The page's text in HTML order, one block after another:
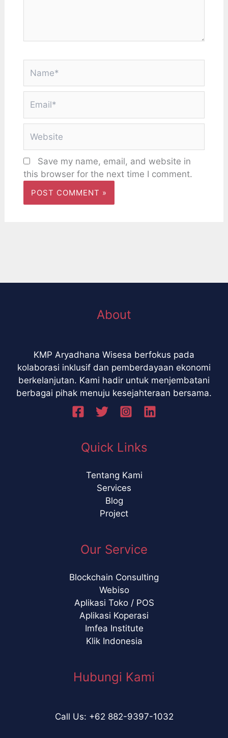
Save my name, email, and website in
this browser for the next time I comment.
About
KMP Aryadhana Wisesa berfokus pada
kolaborasi inklusif dan pemberdayaan ekonomi
berkelanjutan. Kami hadir untuk menjembatani
berbagai pihak menuju kesejahteraan bersama.
Quick Links
Tentang Kami
Services
Blog
Project
Our Service
Blockchain Consulting
Webiso
Aplikasi Toko / POS
Aplikasi Koperasi
Imfea Institute
Klik Indonesia
Hubungi Kami
Call Us: +62 882-9397-1032